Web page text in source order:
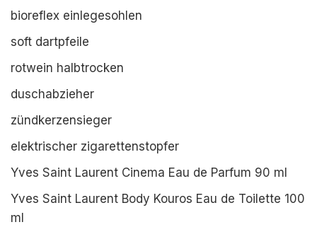
bioreflex einlegesohlen
soft dartpfeile
rotwein halbtrocken
duschabzieher
zündkerzensieger
elektrischer zigarettenstopfer
Yves Saint Laurent Cinema Eau de Parfum 90 ml
Yves Saint Laurent Body Kouros Eau de Toilette 100
ml